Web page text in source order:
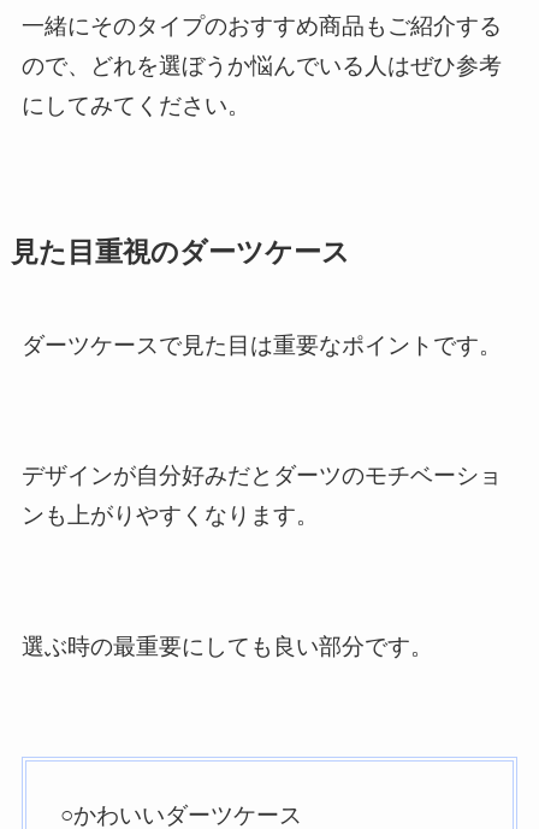
一緒にそのタイプのおすすめ商品もご紹介する
ので、どれを選ぼうか悩んでいる人はぜひ参考
にしてみてください。
見た目重視のダーツケース
ダーツケースで見た目は重要なポイントです。
デザインが自分好みだとダーツのモチベーショ
ンも上がりやすくなります。
選ぶ時の最重要にしても良い部分です。
○かわいいダーツケース